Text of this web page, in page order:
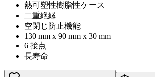
熱可塑性樹脂性ケース
二重絶縁
空閉じ防止機能
130 mm x 90 mm x 30 mm
6 接点
長寿命